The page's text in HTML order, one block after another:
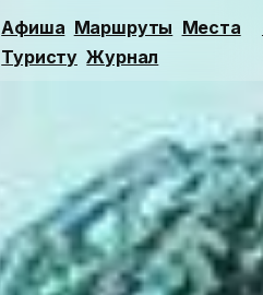
Афиша Маршруты Места
Туристу Журнал